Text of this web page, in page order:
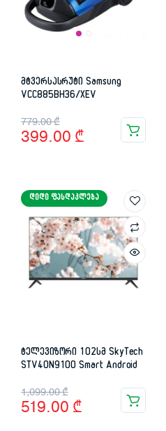
მტვერსასრუტი Samsung
VCC885BH36/XEV
779.00₾
Original
price
779.00 ₾.
399.00 ₾
Current
price
399.00 ₾.
ᲓᲘᲓᲘ ᲤᲐᲡᲓᲐᲙᲚᲔᲑᲐ
ტელევიზორი 102სმ SkyTech
STV40N9100 Smart Android
1,099.00₾
Original
price
519.00 ₾
Current
price